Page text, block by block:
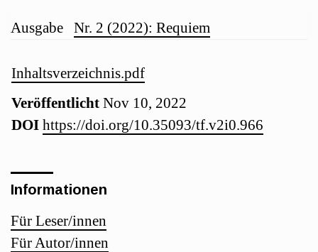
Artikel-
Sidebar
Inhaltsverzeichnis.pdf
Veröffentlicht Nov 10, 2022
DOI https://doi.org/10.35093/tf.v2i0.966
Artikelinhalt
Artikel-
Details
Ausgabe Nr. 2 (2022): Requiem
Informationen
Für Leser/innen
Für Autor/innen